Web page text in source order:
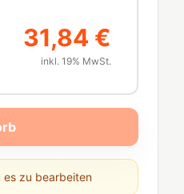
31,84 €
inkl. 19% MwSt.
es zu bearbeiten